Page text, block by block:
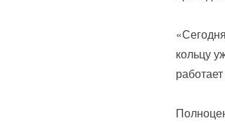
кольцу